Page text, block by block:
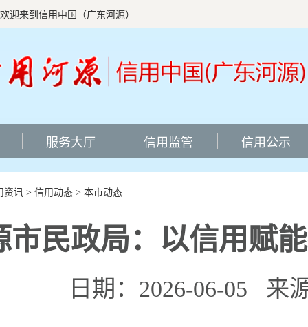
欢迎来到信用中国（广东河源）
服务大厅 信用监管 信用公示